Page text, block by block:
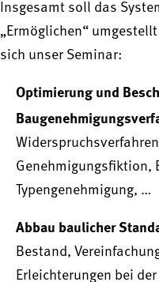
Insgesamt soll das
„Ermöglichen“
sich unser Seminar:
Optimierung und
Genehmigungsfiktion,
Typengenehmigung, …
Abbau baulicher
Bestand,
Erleichterungen bei